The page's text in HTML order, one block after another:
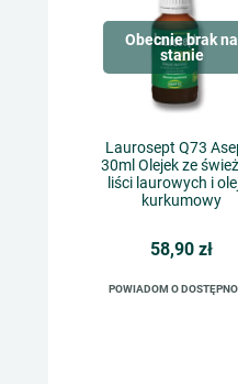
Obecnie brak na
stanie
Laurosept Q73
30ml Olejek ze
liści laurowych i
kurkumowy
58,90 zł
POWIADOM O